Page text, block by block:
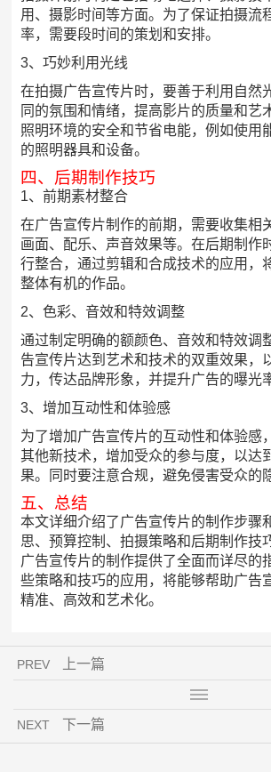
用、摄影时间等方面。为了保证拍摄流
率，需要段时间的策划和安排。
3、巧妙利用光线
在拍摄广告宣传片时，要善于利用自然
同的氛围和情绪，提高影片的质量和艺
照明环境的安全和节省电能，例如使用
的照明器具和设备。
四、后期制作技巧
1、前期素材整合
在广告宣传片制作的前期，需要收集相
画面、配乐、声音效果等。在后期制作
行整合，通过剪辑和合成技术的应用，
整体有机的作品。
2、色彩、音效和特效调整
通过制定明确的额颜色、音效和特效调
告宣传片达到艺术和技术的双重效果，
力，传达品牌形象，并提升广告的曝光
3、增加互动性和体验感
为了增加广告宣传片的互动性和体验感
其他新技术，增加受众的参与度，以达
果。同时要注意合规，避免侵害受众的
五、总结
本文详细介绍了广告宣传片的制作步骤
思、预算控制、拍摄策略和后期制作技
广告宣传片的制作提供了全面而详尽的
些策略和技巧的应用，将能够帮助广告
精准、高效和艺术化。
PREV 上一篇
NEXT 下一篇